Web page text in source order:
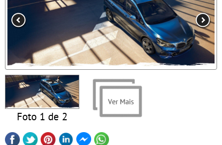
Foto 1 de 2